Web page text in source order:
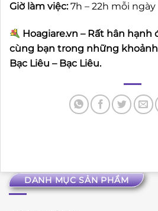
DANH MỤC SẢN PHẨM
Giờ làm việc:7h – 22h mỗi ngày
Hoagiare.vn – Rất hân
cùng bạn trong những
Bạc Liêu – Bạc Liêu.